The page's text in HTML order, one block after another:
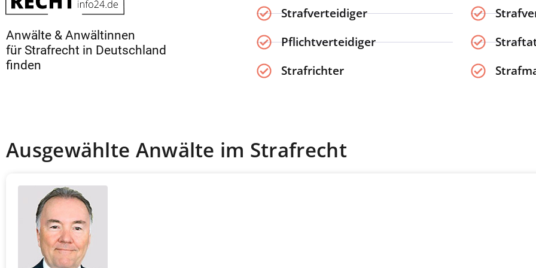
Anwälte & Anwältinnen
für Strafrecht in Deutschland
finden
Strafverteidiger
Pflichtverteidiger
Strafrichter
Ausgewählte Anwälte im Strafrecht